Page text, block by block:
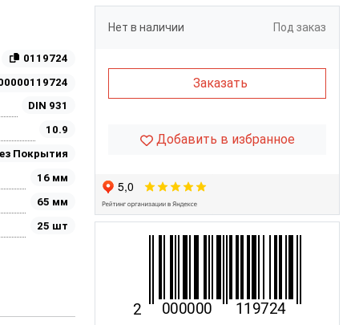
0119724
DIN 931
10.9
Покрытия
16 мм
65 мм
25 шт
Нет в наличии Под заказ
Заказать
Добавить в избранное